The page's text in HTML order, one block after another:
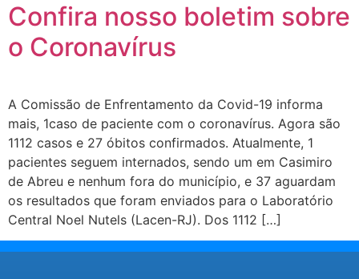
Confira nosso boletim sobre
o Coronavírus
A Comissão de Enfrentamento da Covid-19 informa
mais, 1caso de paciente com o coronavírus. Agora são
1112 casos e 27 óbitos confirmados. Atualmente, 1
pacientes seguem internados, sendo um em Casimiro
de Abreu e nenhum fora do município, e 37 aguardam
os resultados que foram enviados para o Laboratório
Central Noel Nutels (Lacen-RJ). Dos 1112 […]